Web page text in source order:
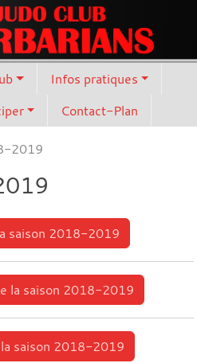
Infos pratiques
Contact-Plan
2019
saison 2018-2019
la saison 2018-2019
saison 2018-2019